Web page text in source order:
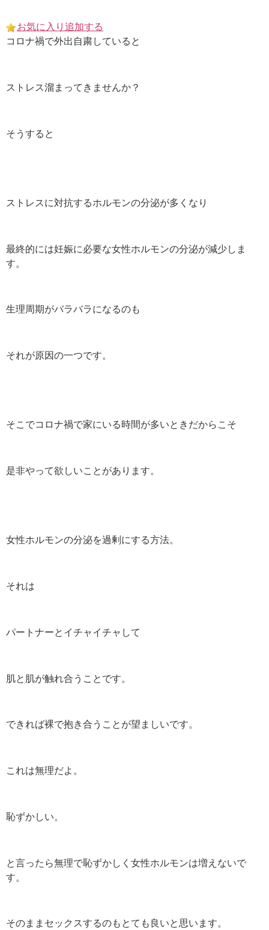
content
お気に入り追加する
コロナ禍で外出自粛していると
ストレス溜まってきませんか？
そうすると
ストレスに対抗するホルモンの分泌が多くなり
最終的には妊娠に必要な女性ホルモンの分泌が減少しま
す。
生理周期がバラバラになるのも
それが原因の一つです。
そこでコロナ禍で家にいる時間が多いときだからこそ
是非やって欲しいことがあります。
女性ホルモンの分泌を過剰にする方法。
それは
パートナーとイチャイチャして
肌と肌が触れ合うことです。
できれば裸で抱き合うことが望ましいです。
これは無理だよ。
恥ずかしい。
と言ったら無理で恥ずかしく女性ホルモンは増えないで
す。
そのままセックスするのもとても良いと思います。